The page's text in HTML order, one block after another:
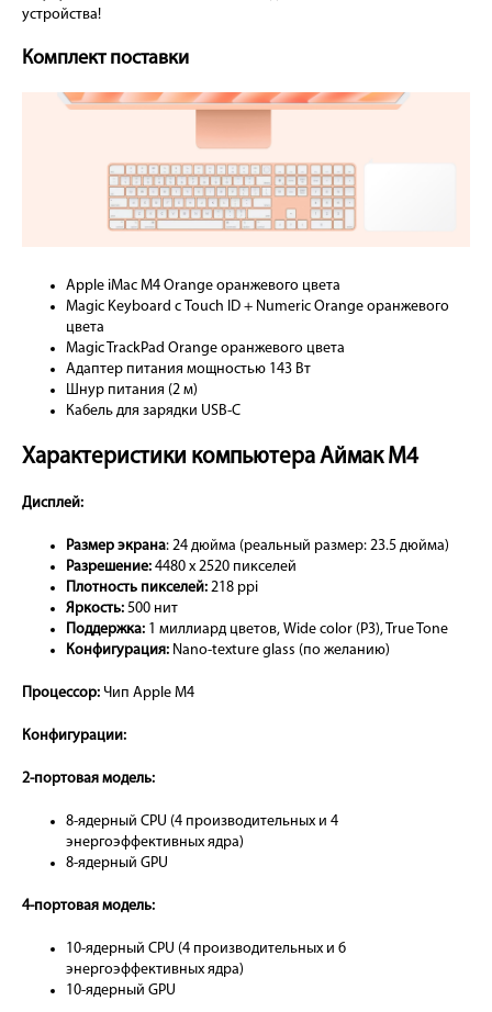
устройства!
Комплект поставки
Apple iMac M4 Orange оранжевого цвета
Magic Keyboard с Touch ID + Numeric Orange оранжевого
цвета
Magic TrackPad Orange оранжевого цвета
Адаптер питания мощностью 143 Вт
Шнур питания (2 м)
Кабель для зарядки USB-C
Характеристики компьютера Аймак М4
Дисплей:
Размер экрана: 24 дюйма (реальный размер: 23.5 дюйма)
Разрешение: 4480 x 2520 пикселей
Плотность пикселей: 218 ppi
Яркость: 500 нит
Поддержка: 1 миллиард цветов, Wide color (P3), True Tone
Конфигурация: Nano-texture glass (по желанию)
Процессор: Чип Apple M4
Конфигурации:
2-портовая модель:
8-ядерный CPU (4 производительных и 4
энергоэффективных ядра)
8-ядерный GPU
4-портовая модель:
10-ядерный CPU (4 производительных и 6
энергоэффективных ядра)
10-ядерный GPU